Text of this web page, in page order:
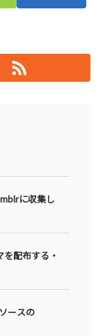
に収集し
配布する・
ースの